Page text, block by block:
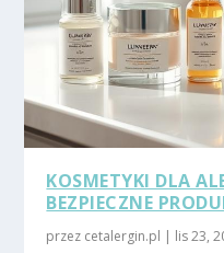
KOSMETYKI DLA
BEZPIECZNE
przez cetalergin.pl | lis 23,